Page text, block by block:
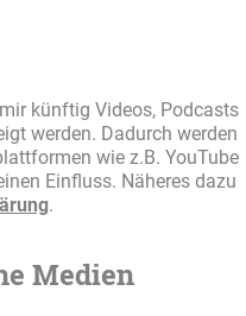
künftig Videos, Podcasts
werden. Dadurch werden
wie z.B. YouTube
Einfluss. Näheres dazu
.
Medien